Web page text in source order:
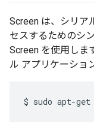
Screen は、シリア
セスするためのシ
Screen を使用しま
ル アプリケーショ